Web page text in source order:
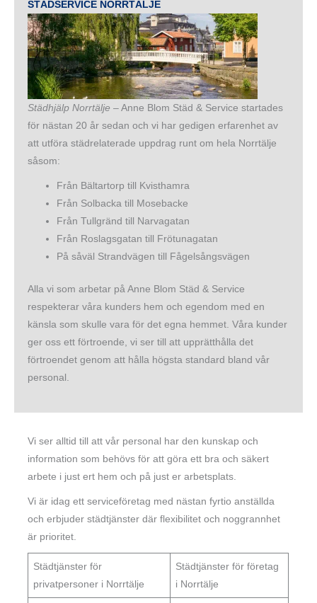
STÄDSERVICE NORRTÄLJE
Städhjälp Norrtälje – Anne Blom Städ & Service startades
för nästan 20 år sedan och vi har gedigen erfarenhet av
att utföra städrelaterade uppdrag runt om hela Norrtälje
såsom:
Från Bältartorp till Kvisthamra
Från Solbacka till Mosebacke
Från Tullgränd till Narvagatan
Från Roslagsgatan till Frötunagatan
På såväl Strandvägen till Fågelsångsvägen
Alla vi som arbetar på Anne Blom Städ & Service
respekterar våra kunders hem och egendom med en
känsla som skulle vara för det egna hemmet. Våra kunder
ger oss ett förtroende, vi ser till att upprätthålla det
förtroendet genom att hålla högsta standard bland vår
personal.
Vi ser alltid till att vår personal har den kunskap och
information som behövs för att göra ett bra och säkert
arbete i just ert hem och på just er arbetsplats.
Vi är idag ett serviceföretag med nästan fyrtio anställda
och erbjuder städtjänster där flexibilitet och noggrannhet
är prioritet.
Städtjänster för
privatpersoner i Norrtälje
Städtjänster för företag
i Norrtälje